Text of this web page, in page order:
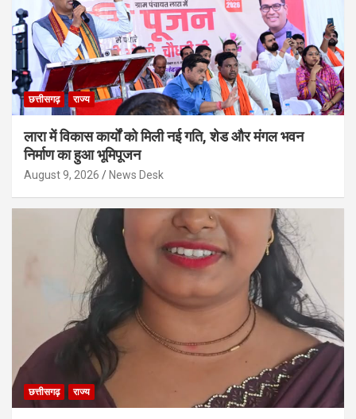
छत्तीसगढ़ राज्य
लारा में विकास कार्यों को मिली नई गति, शेड और मंगल भवन
निर्माण का हुआ भूमिपूजन
August 9, 2026 News Desk
छत्तीसगढ़ राज्य